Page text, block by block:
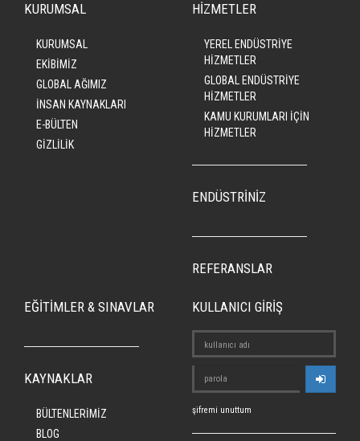
KURUMSAL
KURUMSAL
EKİBİMİZ
GLOBAL AĞIMIZ
İNSAN KAYNAKLARI
E-BÜLTEN
GİZLİLİK
HİZMETLER
YEREL ENDÜSTRİYE
HİZMETLER
GLOBAL ENDÜSTRİYE
HİZMETLER
KAMU KURUMLARI İÇİN
HİZMETLER
ENDÜSTRİNİZ
REFERANSLAR
EĞİTİMLER & SINAVLAR
KAYNAKLAR
BÜLTENLERİMİZ
BLOG
KULLANICI GİRİŞ
şifremi unuttum